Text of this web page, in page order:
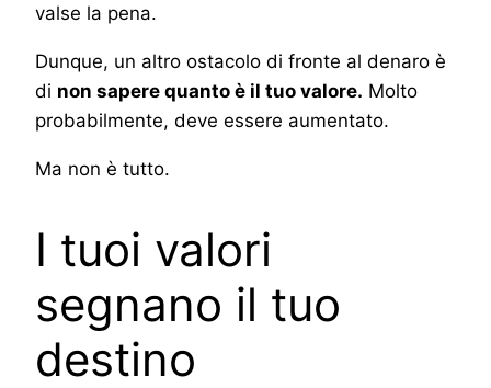
valse la pena.
Dunque, un altro ostacolo di fronte al denaro è
di non sapere quanto è il tuo valore. Molto
probabilmente, deve essere aumentato.
Ma non è tutto.
I tuoi valori
segnano il tuo
destino